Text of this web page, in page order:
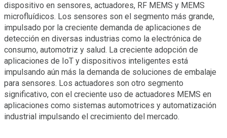
dispositivo en sensores, actuadores, RF MEMS y MEMS
microfluídicos. Los sensores son el segmento más grande,
impulsado por la creciente demanda de aplicaciones de
detección en diversas industrias como la electrónica de
consumo, automotriz y salud. La creciente adopción de
aplicaciones de IoT y dispositivos inteligentes está
impulsando aún más la demanda de soluciones de embalaje
para sensores. Los actuadores son otro segmento
significativo, con el creciente uso de actuadores MEMS en
aplicaciones como sistemas automotrices y automatización
industrial impulsando el crecimiento del mercado.